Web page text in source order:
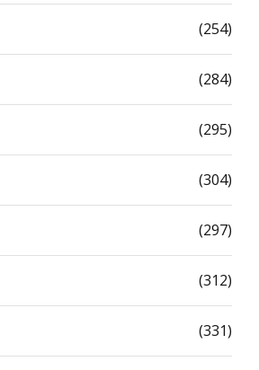
(254)
(284)
(295)
(304)
(297)
(312)
(331)